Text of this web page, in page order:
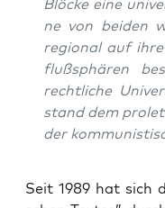
Blö­cke eine
ne von bei­den
regio­nal auf
fluß­sphä­ren
recht­li­che
stand dem
der
Seit 1989 hat sich